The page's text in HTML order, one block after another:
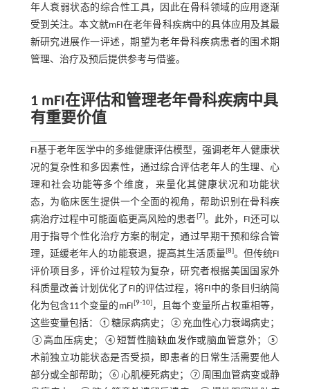
年人衰弱状态的综合性工具，因此在骨科领域的应用逐渐
受到关注。本文就mFI在老年骨科疾病中的具体应用及其最
新研究进展作一评述，期望为老年骨科疾病患者的围术期
管理、治疗及预后提供参考与借鉴。
1 mFI在评估和管理老年骨科疾病中具
有重要价值
FI基于老年医学中的多维健康评估模型，强调老年人健康状
况的复杂性和多因素性，通过综合评估老年人的生理、心
理和社会功能等多个维度，来量化其健康状况和功能状
态，为临床医生提供一个全面的视角，帮助识别在骨科疾
病治疗过程中可能面临更高风险的患者[7]。此外，FI还可以
用于指导个性化治疗方案的制定，通过早期干预和综合管
理，延缓老年人的功能衰退，提高其生活质量[8]。但传统FI
评价项目多，评价过程较为复杂，研究者根据美国国家外
科质量改善计划优化了FI的评估过程，将FI中的条目归纳简
化为包含11个变量的mFI[9-10]，且每个变量所占权重相等，
这些变量包括：①糖尿病病史；②充血性心力衰竭病史；
③高血压病史；④短暂性脑缺血发作或脑血管意外；⑤
术前独立功能状态是否受损，即患者的日常生活需要他人
部分或全部帮助；⑥心肌梗死病史；⑦周围血管病变或静